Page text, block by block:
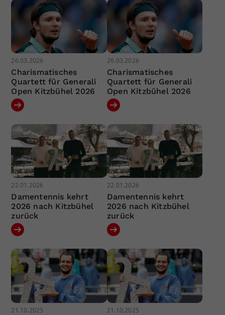
26.03.2026
Charismatisches
Quartett für Generali
Open Kitzbühel 2026
26.03.2026
Charismatisches
Quartett für Generali
Open Kitzbühel 2026
22.01.2026
Damentennis kehrt
2026 nach Kitzbühel
zurück
22.01.2026
Damentennis kehrt
2026 nach Kitzbühel
zurück
21.10.2025 21.10.2025